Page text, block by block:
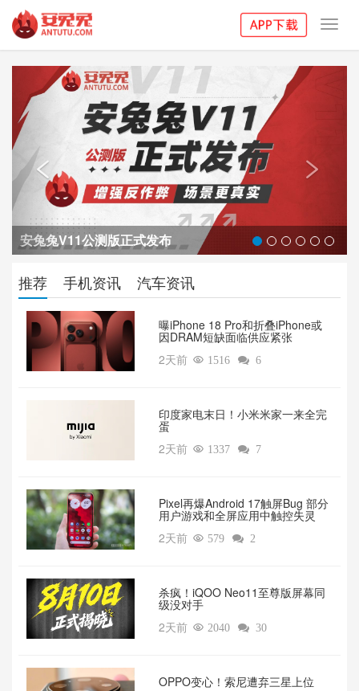
安兔兔V11公测版正式发布

Previous

推荐 手机资讯 汽车资讯
曝iPhone 18 Pro和折叠iPhone或
因DRAM短缺面临供应紧张
2天前  1516  6
印度家电末日！小米米家一来全完
蛋
2天前  1337  7
Pixel再爆Android 17触屏Bug 部分
用户游戏和全屏应用中触控失灵
2天前  579  2
杀疯！iQOO Neo11至尊版屏幕同
级没对手
2天前  2040  30
OPPO变心！索尼遭弃三星上位‌